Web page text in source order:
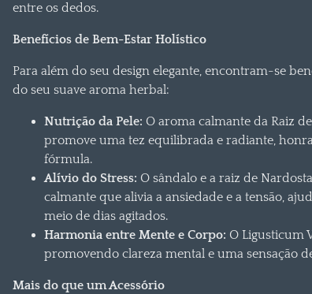
entre os dedos.
Benefícios de Bem-Estar Holístico
Para além do seu design elegante, encontram-se
do seu suave aroma herbal:
Nutrição da Pele: O aroma calmante da Raiz
promove uma tez equilibrada e radiante,
fórmula.
Alívio do Stress: O sândalo e a raiz de
calmante que alivia a ansiedade e a tensão,
meio de dias agitados.
Harmonia entre Mente e Corpo: O Ligusticum
promovendo clareza mental e uma sensação
Mais do que um Acessório